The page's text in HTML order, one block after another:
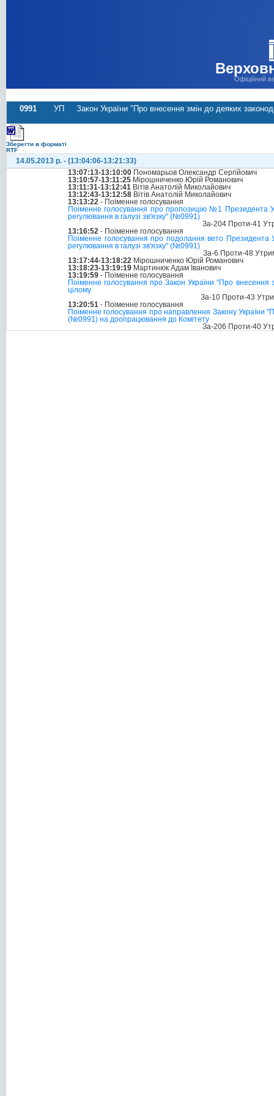
Офіційний
0991 УП Закон України "Про внесення змін до деяких
Зберегти в форматі
RTF
14.05.2013 р. - (13:04:06-13:21:33)
13:07:13-13:10:00 Пономарьов Олександр Сергійович
13:10:57-13:11:25 Мірошниченко Юрій Романович
13:11:31-13:12:41 Вітів Анатолій Миколайович
13:12:43-13:12:58 Вітів Анатолій Миколайович
13:13:22 - Поіменне голосування
Поіменне голосування про пропозицію №1 Президента
регулювання в галузі зв'язку" (№0991)
За-204 Проти-41
13:16:52 - Поіменне голосування
Поіменне голосування про подолання вето Президента
регулювання в галузі зв'язку" (№0991)
За-6 Проти-48
13:17:44-13:18:22 Мірошниченко Юрій Романович
13:18:23-13:19:19 Мартинюк Адам Іванович
13:19:59 - Поіменне голосування
Поіменне голосування про Закон України "Про внесення
цілому
За-10 Проти-43
13:20:51 - Поіменне голосування
Поіменне голосування про направлення Закону України
(№0991) на доопрацювання до Комітету
За-206 Проти-40